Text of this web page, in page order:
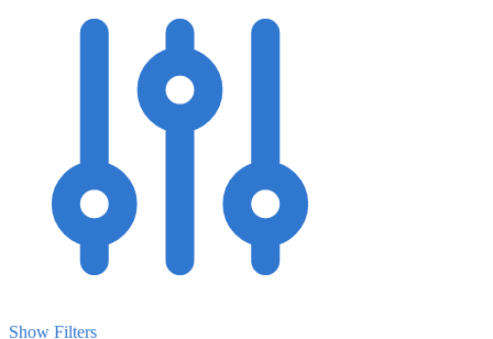
Show Filters